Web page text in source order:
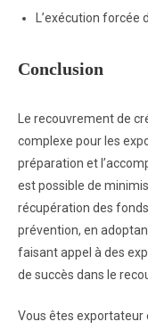
L’exécution forcée
Conclusion
Le recouvrement de
complexe pour les
préparation et
est possible de
récupération des
prévention, en
faisant appel à des
de succès dans le
Vous êtes